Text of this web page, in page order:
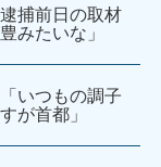
捕前日の取材
みたいな」
いつもの調子
が首都」